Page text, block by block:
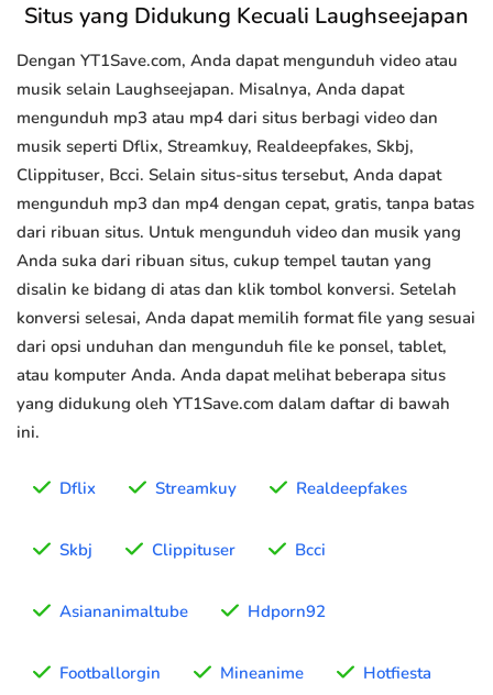
Situs yang Didukung Kecuali Laughseejapan
Dengan YT1Save.com, Anda dapat mengunduh video atau
musik selain Laughseejapan. Misalnya, Anda dapat
mengunduh mp3 atau mp4 dari situs berbagi video dan
musik seperti Dflix, Streamkuy, Realdeepfakes, Skbj,
Clippituser, Bcci. Selain situs-situs tersebut, Anda dapat
mengunduh mp3 dan mp4 dengan cepat, gratis, tanpa batas
dari ribuan situs. Untuk mengunduh video dan musik yang
Anda suka dari ribuan situs, cukup tempel tautan yang
disalin ke bidang di atas dan klik tombol konversi. Setelah
konversi selesai, Anda dapat memilih format file yang sesuai
dari opsi unduhan dan mengunduh file ke ponsel, tablet,
atau komputer Anda. Anda dapat melihat beberapa situs
yang didukung oleh YT1Save.com dalam daftar di bawah
ini.
Dflix Streamkuy Realdeepfakes
Skbj Clippituser Bcci
Asiananimaltube Hdporn92
Footballorgin Mineanime Hotfiesta